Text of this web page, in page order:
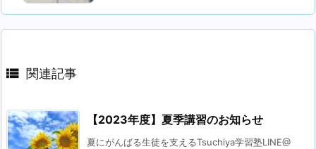
 関連記事
【2023年度】夏季講習のお知らせ
夏にがんばる生徒を支えるTsuchiya学習塾LINE@